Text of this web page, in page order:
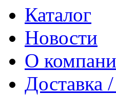
Каталог
Новости
О
Доставка